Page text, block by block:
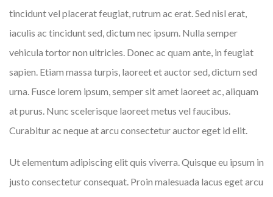
tincidunt vel placerat feugiat, rutrum ac erat. Sed nisl erat,
iaculis ac tincidunt sed, dictum nec ipsum. Nulla semper
vehicula tortor non ultricies. Donec ac quam ante, in feugiat
sapien. Etiam massa turpis, laoreet et auctor sed, dictum sed
urna. Fusce lorem ipsum, semper sit amet laoreet ac, aliquam
at purus. Nunc scelerisque laoreet metus vel faucibus.
Curabitur ac neque at arcu consectetur auctor eget id elit.
Ut elementum adipiscing elit quis viverra. Quisque eu ipsum in
justo consectetur consequat. Proin malesuada lacus eget arcu